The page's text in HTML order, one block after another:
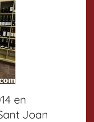
en
Joan